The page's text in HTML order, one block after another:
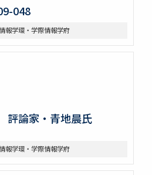
学環・学際情報学府
評論家・青地晨氏
学環・学際情報学府